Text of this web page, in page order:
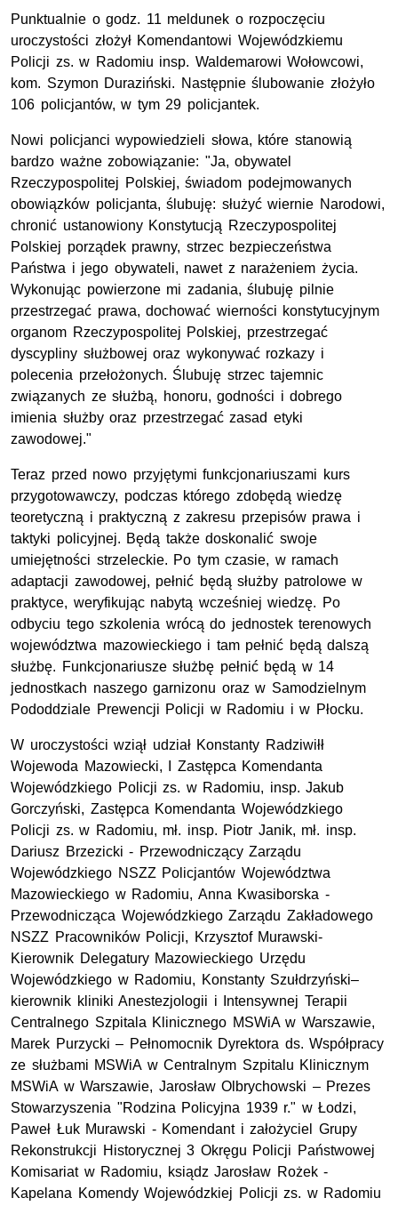
Punktualnie o godz. 11 meldunek o rozpoczęciu
uroczystości złożył Komendantowi Wojewódzkiemu
Policji zs. w Radomiu insp. Waldemarowi Wołowcowi,
kom. Szymon Duraziński. Następnie ślubowanie złożyło
106 policjantów, w tym 29 policjantek.
Nowi policjanci wypowiedzieli słowa, które stanowią
bardzo ważne zobowiązanie: "Ja, obywatel
Rzeczypospolitej Polskiej, świadom podejmowanych
obowiązków policjanta, ślubuję: służyć wiernie Narodowi,
chronić ustanowiony Konstytucją Rzeczypospolitej
Polskiej porządek prawny, strzec bezpieczeństwa
Państwa i jego obywateli, nawet z narażeniem życia.
Wykonując powierzone mi zadania, ślubuję pilnie
przestrzegać prawa, dochować wierności konstytucyjnym
organom Rzeczypospolitej Polskiej, przestrzegać
dyscypliny służbowej oraz wykonywać rozkazy i
polecenia przełożonych. Ślubuję strzec tajemnic
związanych ze służbą, honoru, godności i dobrego
imienia służby oraz przestrzegać zasad etyki
zawodowej."
Teraz przed nowo przyjętymi funkcjonariuszami kurs
przygotowawczy, podczas którego zdobędą wiedzę
teoretyczną i praktyczną z zakresu przepisów prawa i
taktyki policyjnej. Będą także doskonalić swoje
umiejętności strzeleckie. Po tym czasie, w ramach
adaptacji zawodowej, pełnić będą służby patrolowe w
praktyce, weryfikując nabytą wcześniej wiedzę. Po
odbyciu tego szkolenia wrócą do jednostek terenowych
województwa mazowieckiego i tam pełnić będą dalszą
służbę. Funkcjonariusze służbę pełnić będą w 14
jednostkach naszego garnizonu oraz w Samodzielnym
Pododdziale Prewencji Policji w Radomiu i w Płocku.
W uroczystości wziął udział Konstanty Radziwiłł
Wojewoda Mazowiecki, I Zastępca Komendanta
Wojewódzkiego Policji zs. w Radomiu, insp. Jakub
Gorczyński, Zastępca Komendanta Wojewódzkiego
Policji zs. w Radomiu, mł. insp. Piotr Janik, mł. insp.
Dariusz Brzezicki - Przewodniczący Zarządu
Wojewódzkiego NSZZ Policjantów Województwa
Mazowieckiego w Radomiu, Anna Kwasiborska -
Przewodnicząca Wojewódzkiego Zarządu Zakładowego
NSZZ Pracowników Policji, Krzysztof Murawski-
Kierownik Delegatury Mazowieckiego Urzędu
Wojewódzkiego w Radomiu, Konstanty Szułdrzyński–
kierownik kliniki Anestezjologii i Intensywnej Terapii
Centralnego Szpitala Klinicznego MSWiA w Warszawie,
Marek Purzycki – Pełnomocnik Dyrektora ds. Współpracy
ze służbami MSWiA w Centralnym Szpitalu Klinicznym
MSWiA w Warszawie, Jarosław Olbrychowski – Prezes
Stowarzyszenia "Rodzina Policyjna 1939 r." w Łodzi,
Paweł Łuk Murawski - Komendant i założyciel Grupy
Rekonstrukcji Historycznej 3 Okręgu Policji Państwowej
Komisariat w Radomiu, ksiądz Jarosław Rożek -
Kapelana Komendy Wojewódzkiej Policji zs. w Radomiu